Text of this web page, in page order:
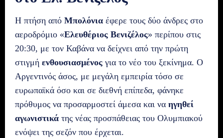
Η πτήση από Μπολόνια έφερε τους δύο άνδρες στο
αεροδρόμιο «Ελευθέριος Βενιζέλος» περίπου στις
20:30, με τον Καβάνα να δείχνει από την πρώτη
στιγμή ενθουσιασμένος για το νέο του ξεκίνημα. Ο
Αργεντινός άσος, με μεγάλη εμπειρία τόσο σε
ευρωπαϊκά όσο και σε διεθνή επίπεδα, φάνηκε
πρόθυμος να προσαρμοστεί άμεσα και να ηγηθεί
αγωνιστικά της νέας προσπάθειας του Ολυμπιακού
ενόψει της σεζόν που έρχεται.